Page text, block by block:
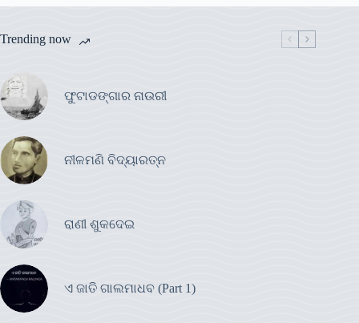
Trending now
ଫୁଟାଡଙ୍ଗାର ନାଉରୀ
ନୀଳମଣି ବିଦ୍ୟାରତ୍ନ
ରାଣୀ ଶୁକଦେଇ
ଏ ଜାତି ଗାଲମାଧବ (Part 1)